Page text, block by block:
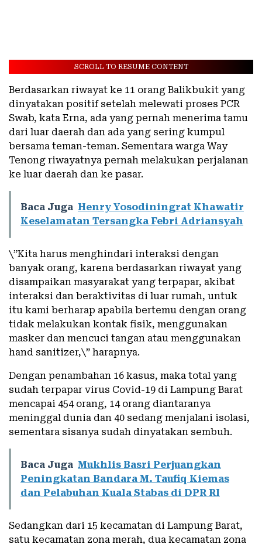
SCROLL TO RESUME CONTENT
Berdasarkan riwayat ke 11 orang Balikbukit yang
dinyatakan positif setelah melewati proses PCR
Swab, kata Erna, ada yang pernah menerima tamu
dari luar daerah dan ada yang sering kumpul
bersama teman-teman. Sementara warga Way
Tenong riwayatnya pernah melakukan perjalanan
ke luar daerah dan ke pasar.
Baca Juga Henry Yosodiningrat Khawatir
Keselamatan Tersangka Febri Adriansyah
\”Kita harus menghindari interaksi dengan
banyak orang, karena berdasarkan riwayat yang
disampaikan masyarakat yang terpapar, akibat
interaksi dan beraktivitas di luar rumah, untuk
itu kami berharap apabila bertemu dengan orang
tidak melakukan kontak fisik, menggunakan
masker dan mencuci tangan atau menggunakan
hand sanitizer,\” harapnya.
Dengan penambahan 16 kasus, maka total yang
sudah terpapar virus Covid-19 di Lampung Barat
mencapai 454 orang, 14 orang diantaranya
meninggal dunia dan 40 sedang menjalani isolasi,
sementara sisanya sudah dinyatakan sembuh.
Baca Juga Mukhlis Basri Perjuangkan
Peningkatan Bandara M. Taufiq Kiemas
dan Pelabuhan Kuala Stabas di DPR RI
Sedangkan dari 15 kecamatan di Lampung Barat,
satu kecamatan zona merah, dua kecamatan zona